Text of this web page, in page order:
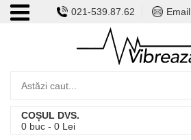
021-539.87.62 Email
COȘUL DVS.
0 buc - 0 Lei